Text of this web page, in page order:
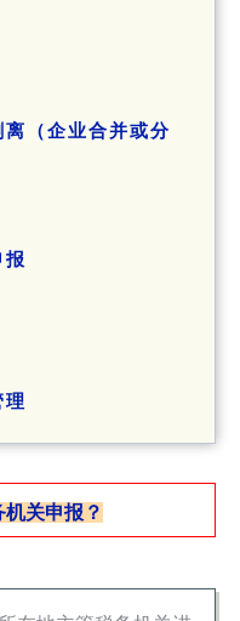
（企业合并或分
报
理
关申报？